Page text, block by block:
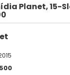
Planet, 15-